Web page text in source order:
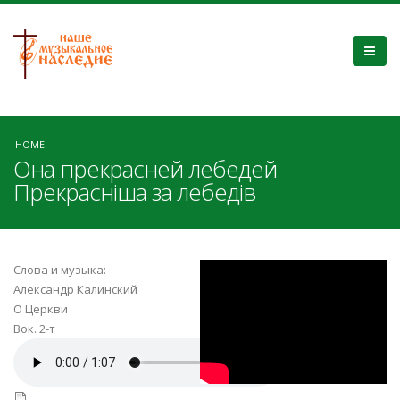
HOME
Она прекрасней лебедей
Прекрасніша за лебедів
Слова и музыка:
Александр Калинский
О Церкви
Вок. 2-т
Церква.mp3